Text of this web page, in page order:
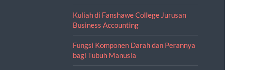
Kuliah di Fanshawe College Jurusan
Business Accounting
Fungsi Komponen Darah dan Perannya
bagi Tubuh Manusia